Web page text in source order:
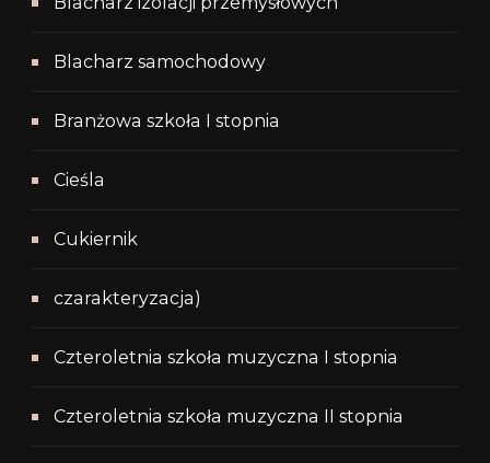
Blacharz samochodowy
Branżowa szkoła I stopnia
Cieśla
Cukiernik
czarakteryzacja)
Czteroletnia szkoła muzyczna I stopnia
Czteroletnia szkoła muzyczna II stopnia